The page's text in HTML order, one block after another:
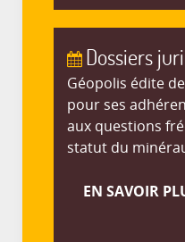
Dossiers
Géopolis édite
pour ses
aux questions
statut du
EN SAVOIR